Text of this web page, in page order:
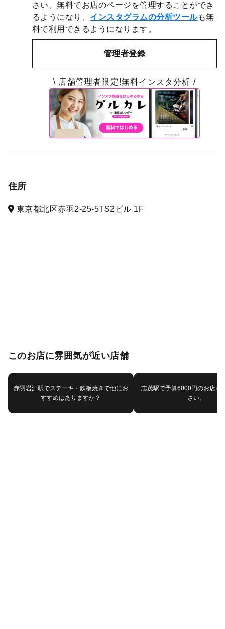
さい。無料でお店のページを管理することができ
るようになり、 インスタグラムの分析ツールも無
料で利用できるようになります。
管理者登録
\ 店舗管理者限定!無料インスタ分析 /
住所
東京都北区赤羽2-25-5TS2ビル 1F
このお店に雰囲気が近い店舗
赤羽岩淵駅でステーキ・鉄板焼きで他にお
すすめはありますか？
志茂駅で予算6000円のお店を
さい。